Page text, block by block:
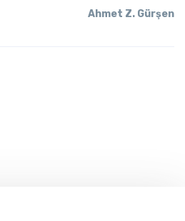
Ahmet Z. Gürşen